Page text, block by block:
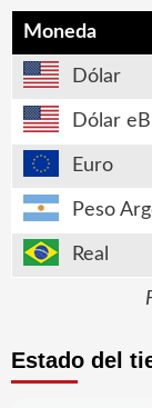
Moneda
Dólar
Dólar
Euro
Peso
Real
Estado del